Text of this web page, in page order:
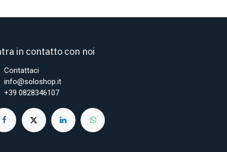
in contatto con noi
Contattaci
info@soloshop.it
+39 0828346107